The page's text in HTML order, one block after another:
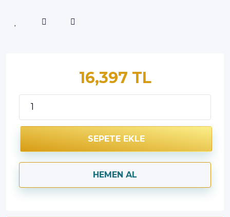
16,397 TL
SEPETE EKLE
HEMEN AL